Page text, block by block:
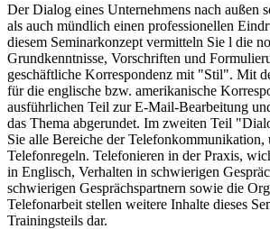
Der Dialog eines Unternehmens nach außen
als auch mündlich einen professionellen
diesem Seminarkonzept vermitteln Sie l die
Grundkenntnisse, Vorschriften und
geschäftliche Korrespondenz mit "Stil". Mit
für die englische bzw. amerikanische
ausführlichen Teil zur E-Mail-Bearbeitung
das Thema abgerundet. Im zweiten Teil
Sie alle Bereiche der Telefonkommunikation,
Telefonregeln. Telefonieren in der Praxis,
in Englisch, Verhalten in schwierigen
schwierigen Gesprächspartnern sowie die
Telefonarbeit stellen weitere Inhalte dieses
Trainingsteils dar.